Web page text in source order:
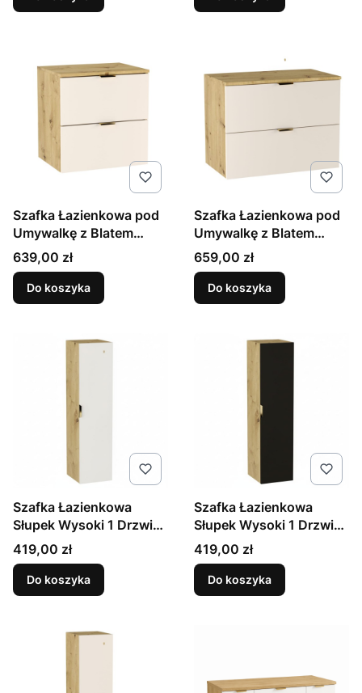
Szafka Łazienkowa pod
Umywalkę z Blatem
60cm Kaszmir / Orzech
Cena
639,00 zł
Do koszyka
Szafka Łazienkowa pod
Umywalkę z Blatem
80cm Kaszmir / Orzech
Cena
659,00 zł
Do koszyka
Szafka Łazienkowa
Słupek Wysoki 1 Drzwi
Dąb Artisan / Biały Orio
Cena
419,00 zł
Do koszyka
Szafka Łazienkowa
Słupek Wysoki 1 Drzwi
Dąb Artisan / Czarny
Orio
Cena
419,00 zł
Do koszyka